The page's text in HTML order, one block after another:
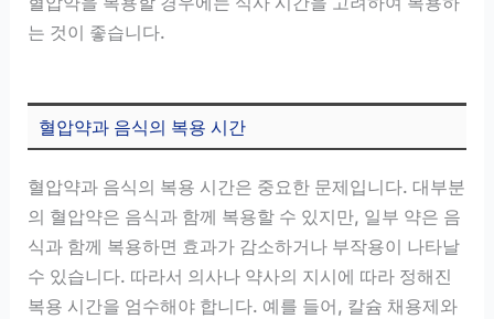
는 것이 좋습니다.
혈압약과 음식의 복용 시간
혈압약과 음식의 복용 시간은 중요한 문제입니다. 대부분
의 혈압약은 음식과 함께 복용할 수 있지만, 일부 약은 음
식과 함께 복용하면 효과가 감소하거나 부작용이 나타날
수 있습니다. 따라서 의사나 약사의 지시에 따라 정해진
복용 시간을 엄수해야 합니다. 예를 들어, 칼슘 채용제와